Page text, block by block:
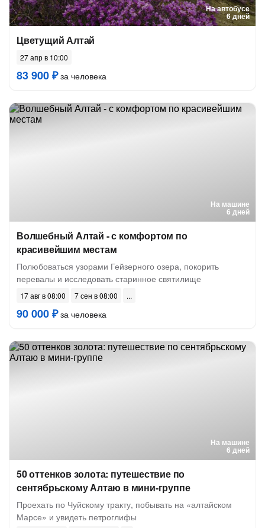
На автобусе
6 дней
Цветущий Алтай
27 апр в 10:00
83 900 ₽за человека
На машине
6 дней
Волшебный Алтай - с комфортом по
красивейшим местам
Полюбоваться узорами Гейзерного озера, покорить
перевалы и исследовать старинное святилище
17 авг в 08:00 7 сен в 08:00
90 000 ₽за человека
На машине
6 дней
50 оттенков золота: путешествие по
сентябрьскому Алтаю в мини-группе
Проехать по Чуйскому тракту, побывать на «алтайском
Марсе» и увидеть петроглифы